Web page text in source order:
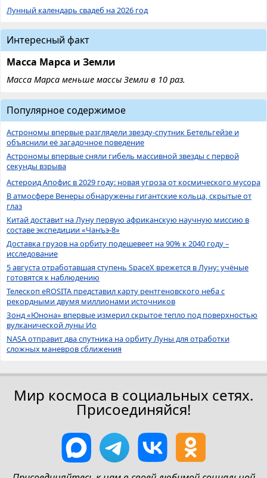
Лунный календарь свадеб на 2026 год
Интересный факт
Масса Марса и Земли
Масса Марса меньше массы Земли в 10 раз.
Популярное содержимое
Астрономы впервые разглядели звезду-спутник Бетельгейзе и
объяснили её загадочное поведение
Астрономы впервые сняли гибель массивной звезды с первой
секунды взрыва
Астероид Апофис в 2029 году: новая угроза от космического мусора
В атмосфере Венеры обнаружены гигантские кольца, скрытые от
глаз
Китай доставит на Луну первую африканскую научную миссию в
составе экспедиции «Чанъэ-8»
Доставка грузов на орбиту подешевеет на 90% к 2040 году –
исследование
5 августа отработавшая ступень SpaceX врежется в Луну: учёные
готовятся к наблюдению
Телескоп eROSITA представил карту рентгеновского неба с
рекордными двумя миллионами источников
Зонд «Юнона» впервые измерил скрытое тепло под поверхностью
вулканической луны Ио
NASA отправит два спутника на орбиту Луны для отработки
сложных маневров сближения
Мир космоса в социальных сетях.
Присоединяйся!